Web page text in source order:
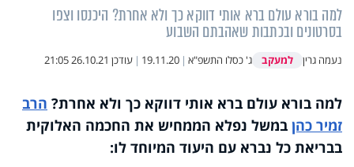
למה בורא עולם ברא אותי דווקא כך ולא אחרת? היכנסו וצפו
בסרטונים ובכתבות שאהבתם השבוע
נעמה גרין למעקב ג' כסלו התשפ"א |
19.11.20
| עודכן 26.10.21 21:05
למה בורא עולם ברא אותי דווקא כך ולא אחרת? הרב
זמיר כהן במשל נפלא הממחיש את החכמה האלוקית
בבריאת כל נברא עם היעוד המיוחד לו: